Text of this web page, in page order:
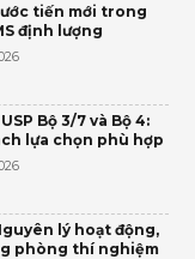
tiến mới trong
định lượng
Bộ 3/7 và Bộ 4:
lựa chọn phù hợp
lý hoạt động,
phòng thí nghiệm